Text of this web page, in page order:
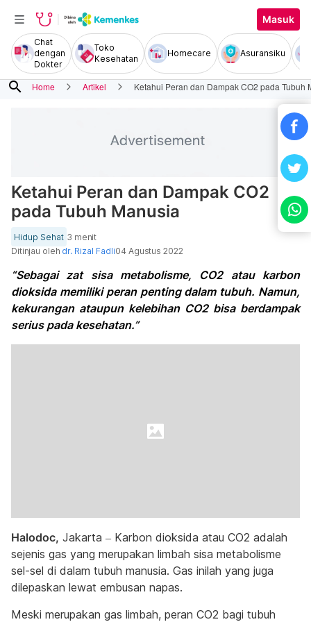
Masuk
Chat
dengan
Dokter
Toko
Kesehatan
Homecare Asuransiku
search Home Artikel Ketahui Peran dan Dampak CO2 pada Tubuh
Ketahui Peran dan Dampak CO2
pada Tubuh Manusia
Hidup Sehat 3 menit
Ditinjau oleh dr. Rizal Fadli04 Agustus 2022
“Sebagai zat sisa metabolisme, CO2 atau karbon
dioksida memiliki peran penting dalam tubuh. Namun,
kekurangan ataupun kelebihan CO2 bisa berdampak
serius pada kesehatan.”
Halodoc, Jakarta – Karbon dioksida atau CO2 adalah
sejenis gas yang merupakan limbah sisa metabolisme
sel-sel di dalam tubuh manusia. Gas inilah yang juga
dilepaskan lewat embusan napas.
Meski merupakan gas limbah, peran CO2 bagi tubuh